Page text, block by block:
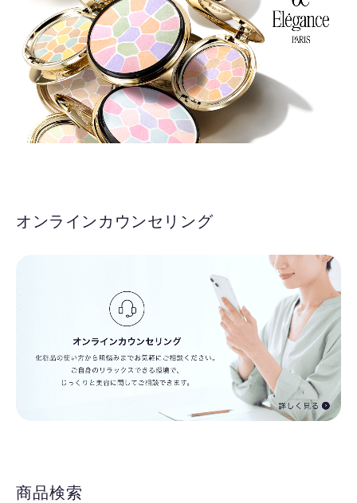
オンラインカウンセリング
商品検索